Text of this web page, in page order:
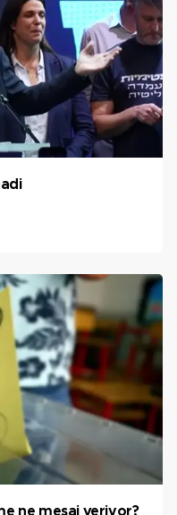
ne mesaj veriyor?